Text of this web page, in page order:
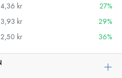
kr
27%
kr
29%
kr 36%